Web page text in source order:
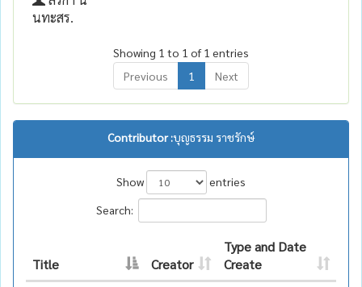
นทะสร.
Showing 1 to 1 of 1 entries
Previous
1 Next
Contributor :บุญธรรม ราชรักษ์
Show
entries
Search:
Title Creator
Type and Date
Create